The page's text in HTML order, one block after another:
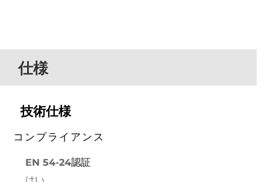
仕様
技術仕様
コンプライアンス
EN 54-24認証